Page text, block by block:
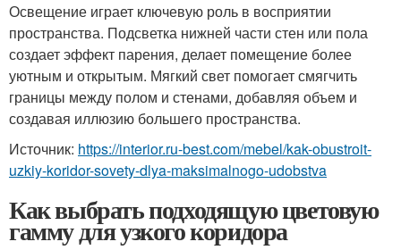
Освещение играет ключевую роль в восприятии
пространства. Подсветка нижней части стен или пола
создает эффект парения, делает помещение более
уютным и открытым. Мягкий свет помогает смягчить
границы между полом и стенами, добавляя объем и
создавая иллюзию большего пространства.
Источник: https://interior.ru-best.com/mebel/kak-obustroit-
uzkiy-koridor-sovety-dlya-maksimalnogo-udobstva
Как выбрать подходящую цветовую
гамму для узкого коридора